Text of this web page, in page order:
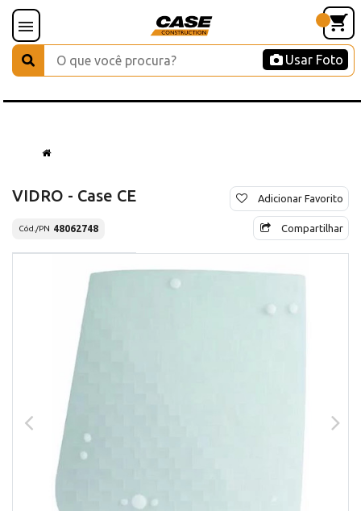
Usar Foto
VIDRO - Case CE
Cód./PN 48062748
Adicionar Favorito
Compartilhar